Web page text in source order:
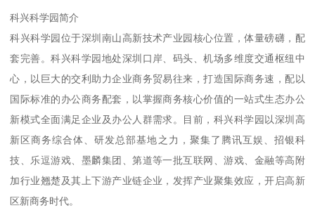
科兴科学园简介
科兴科学园位于深圳南山高新技术产业园核心位置，体量磅礴，配
套完善。科兴科学园地处深圳口岸、码头、机场多维度交通枢纽中
心，以巨大的交利助力企业商务贸易往来，打造国际商务速，配以
国际标准的办公商务配套，以掌握商务核心价值的一站式生态办公
新模式全面满足企业及办公人群需求。目前，科兴科学园以深圳高
新区商务综合体、研发总部基地之力，聚集了腾讯互娱、招银科
技、乐逗游戏、墨麟集团、第道等一批互联网、游戏、金融等高附
加行业翘楚及其上下游产业链企业，发挥产业聚集效应，开启高新
区新商务时代。